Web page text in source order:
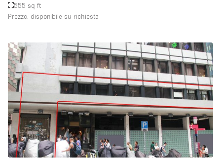
Smoking Area
Soundproof
Stile Haussmann
Terrace
Tetto / Terrazza
Vetrina
Vista incredibile
Water Access
555 sq ft
Prezzo: disponibile su richiesta